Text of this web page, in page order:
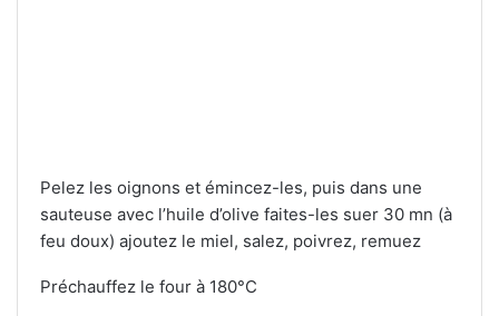
Pelez les oignons et émincez-les, puis dans une
sauteuse avec l’huile d’olive faites-les suer 30 mn (à
feu doux) ajoutez le miel, salez, poivrez, remuez
Préchauffez le four à 180°C